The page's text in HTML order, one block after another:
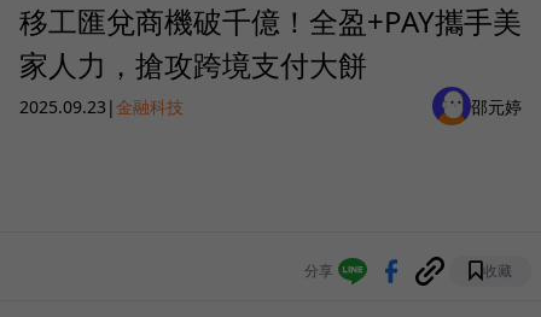
移工匯兌商機破千億！全盈+PAY攜手美
家人力，搶攻跨境支付大餅
2025.09.23 |金融科技 邵元婷
分享 收藏